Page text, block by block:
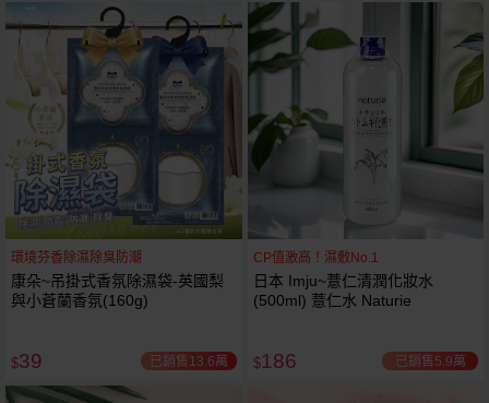
環境芬香除濕除臭防潮
康朵~吊掛式香氛除濕袋-英國梨
與小蒼蘭香氛(160g)
$39 已銷售13.6萬
CP值激高！濕敷No.1
日本 Imju~薏仁清潤化妝水
(500ml) 薏仁水 Naturie
$186 已銷售5.9萬